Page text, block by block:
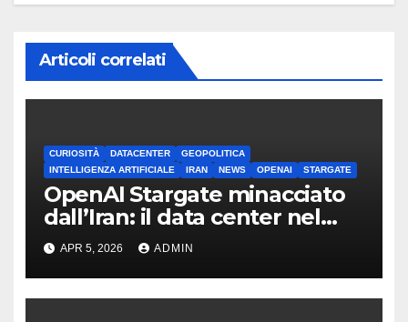
Articoli correlati
CURIOSITÀ DATACENTER
GEOPOLITICA
INTELLIGENZA ARTIFICIALE
IRAN NEWS OPENAI STARGATE
OpenAI Stargate minacciato
dall’Iran: il data center nel
mirino
APR 5, 2026 ADMIN